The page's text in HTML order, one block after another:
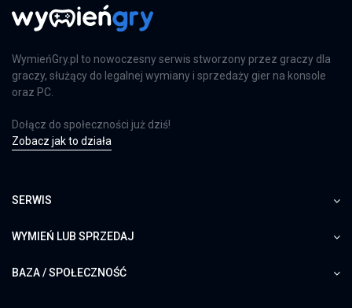
WymieńGry.pl to nowoczesny serwis stworzony przez graczy dla
graczy, służący do legalnej wymiany i sprzedaży gier na konsole
oraz PC.
Dołącz do społeczności już dziś!
Zobacz jak to działa
SERWIS
WYMIEŃ LUB SPRZEDAJ
BAZA / SPOŁECZNOŚĆ